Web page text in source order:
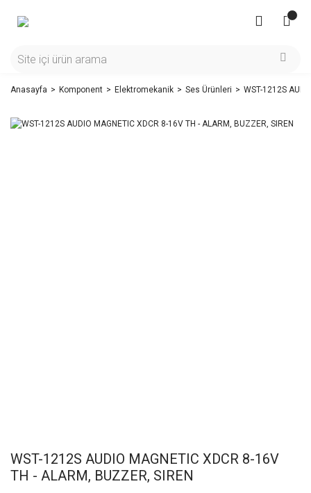
Anasayfa Komponent Elektromekanik Ses Ürünleri WST-1212S
WST-1212S AUDIO MAGNETIC XDCR 8-16V
TH - ALARM, BUZZER, SIREN